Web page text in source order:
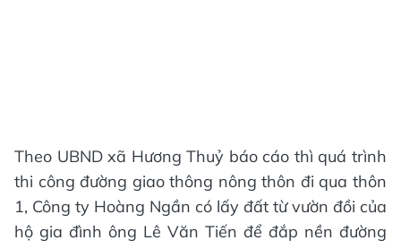
Theo UBND xã Hương Thuỷ báo cáo thì quá trình
thi công đường giao thông nông thôn đi qua thôn
1, Công ty Hoàng Ngần có lấy đất từ vườn đồi của
hộ gia đình ông Lê Văn Tiến để đắp nền đường